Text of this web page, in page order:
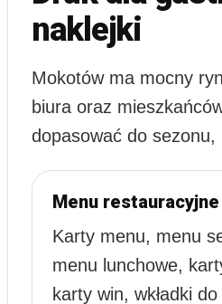
naklejki
Mokotów ma mocny
biura oraz
dopasować do
Menu
Karty menu, menu
menu lunchowe,
karty win, wkładki